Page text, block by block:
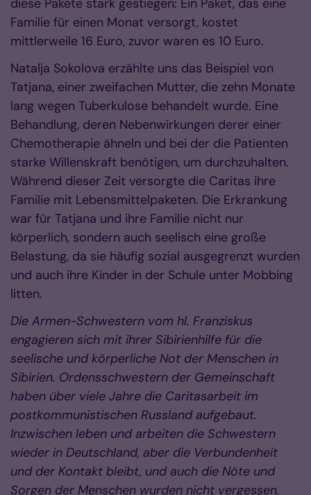
diese Pakete stark gestiegen: Ein Paket, das eine
Familie für einen Monat versorgt, kostet
mittlerweile 16 Euro, zuvor waren es 10 Euro.
Natalja Sokolova erzählte uns das Beispiel von
Tatjana, einer zweifachen Mutter, die zehn Monate
lang wegen Tuberkulose behandelt wurde. Eine
Behandlung, deren Nebenwirkungen derer einer
Chemotherapie ähneln und bei der die Patienten
starke Willenskraft benötigen, um durchzuhalten.
Während dieser Zeit versorgte die Caritas ihre
Familie mit Lebensmittelpaketen. Die Erkrankung
war für Tatjana und ihre Familie nicht nur
körperlich, sondern auch seelisch eine große
Belastung, da sie häufig sozial ausgegrenzt wurden
und auch ihre Kinder in der Schule unter Mobbing
litten.
Die Armen-Schwestern vom hl. Franziskus
engagieren sich mit ihrer Sibirienhilfe für die
seelische und körperliche Not der Menschen in
Sibirien. Ordensschwestern der Gemeinschaft
haben über viele Jahre die Caritasarbeit im
postkommunistischen Russland aufgebaut.
Inzwischen leben und arbeiten die Schwestern
wieder in Deutschland, aber die Verbundenheit
und der Kontakt bleibt, und auch die Nöte und
Sorgen der Menschen wurden nicht vergessen.